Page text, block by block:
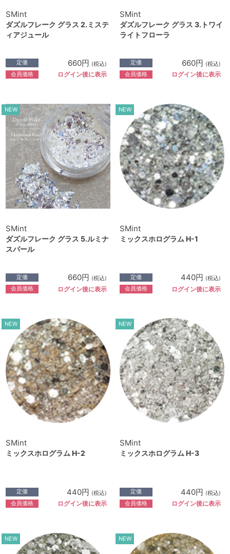
SMint
ダズルフレーク グラス 2.ミステ
ィアジュール
定価 660円 (税込)
会員価格 ログイン後に表示
SMint
ダズルフレーク グラス 3.トワイ
ライトフローラ
定価 660円 (税込)
会員価格 ログイン後に表示
NEW
SMint
ダズルフレーク グラス 5.ルミナ
スパール
定価 660円 (税込)
会員価格 ログイン後に表示
NEW
SMint
ミックスホログラム H-1
定価 440円 (税込)
会員価格 ログイン後に表示
NEW
SMint
ミックスホログラム H-2
定価 440円 (税込)
会員価格 ログイン後に表示
NEW
SMint
ミックスホログラム H-3
定価 440円 (税込)
会員価格 ログイン後に表示
NEW NEW